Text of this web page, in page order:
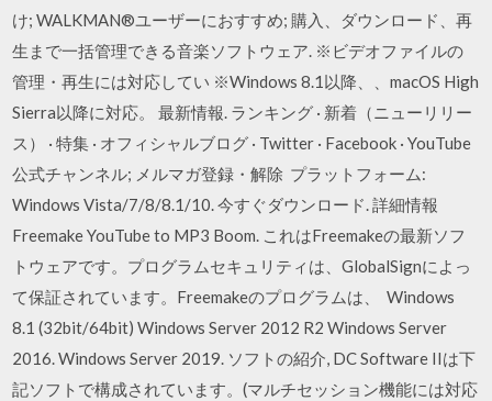
け; WALKMAN®ユーザーにおすすめ; 購入、ダウンロード、再
生まで一括管理できる音楽ソフトウェア. ※ビデオファイルの
管理・再生には対応してい ※Windows 8.1以降、、macOS High
Sierra以降に対応。 最新情報. ランキング · 新着（ニューリリー
ス） · 特集 · オフィシャルブログ · Twitter · Facebook · YouTube
公式チャンネル; メルマガ登録・解除 プラットフォーム:
Windows Vista/7/8/8.1/10. 今すぐダウンロード. 詳細情報
Freemake YouTube to MP3 Boom. これはFreemakeの最新ソフ
トウェアです。プログラムセキュリティは、GlobalSignによっ
て保証されています。Freemakeのプログラムは、 Windows
8.1 (32bit/64bit) Windows Server 2012 R2 Windows Server
2016. Windows Server 2019. ソフトの紹介, DC Software IIは下
記ソフトで構成されています。(マルチセッション機能には対応